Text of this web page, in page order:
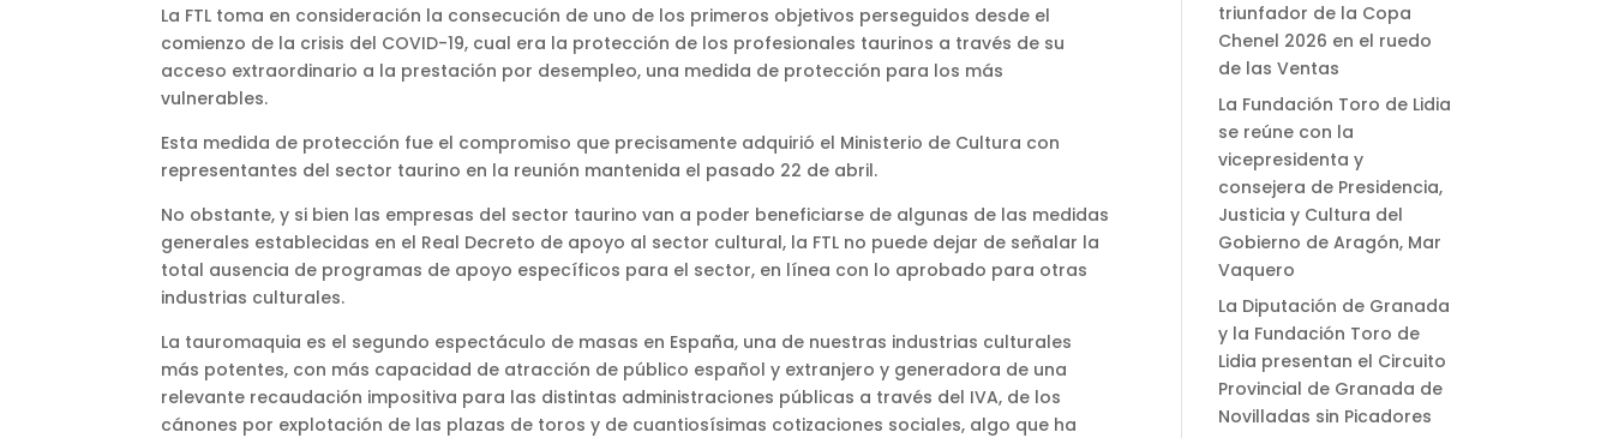
La FTL toma en consideración la consecución de uno de los primeros objetivos perseguidos desde el
comienzo de la crisis del COVID-19, cual era la protección de los profesionales taurinos a través de su
acceso extraordinario a la prestación por desempleo, una medida de protección para los más
vulnerables.
Esta medida de protección fue el compromiso que precisamente adquirió el Ministerio de Cultura con
representantes del sector taurino en la reunión mantenida el pasado 22 de abril.
No obstante, y si bien las empresas del sector taurino van a poder beneficiarse de algunas de las medidas
generales establecidas en el Real Decreto de apoyo al sector cultural, la FTL no puede dejar de señalar la
total ausencia de programas de apoyo específicos para el sector, en línea con lo aprobado para otras
industrias culturales.
La tauromaquia es el segundo espectáculo de masas en España, una de nuestras industrias culturales
más potentes, con más capacidad de atracción de público español y extranjero y generadora de una
relevante recaudación impositiva para las distintas administraciones públicas a través del IVA, de los
cánones por explotación de las plazas de toros y de cuantiosísimas cotizaciones sociales, algo que ha
triunfador de la Copa
Chenel 2026 en el ruedo
de las Ventas
La Fundación Toro de Lidia
se reúne con la
vicepresidenta y
consejera de Presidencia,
Justicia y Cultura del
Gobierno de Aragón, Mar
Vaquero
La Diputación de Granada
y la Fundación Toro de
Lidia presentan el Circuito
Provincial de Granada de
Novilladas sin Picadores